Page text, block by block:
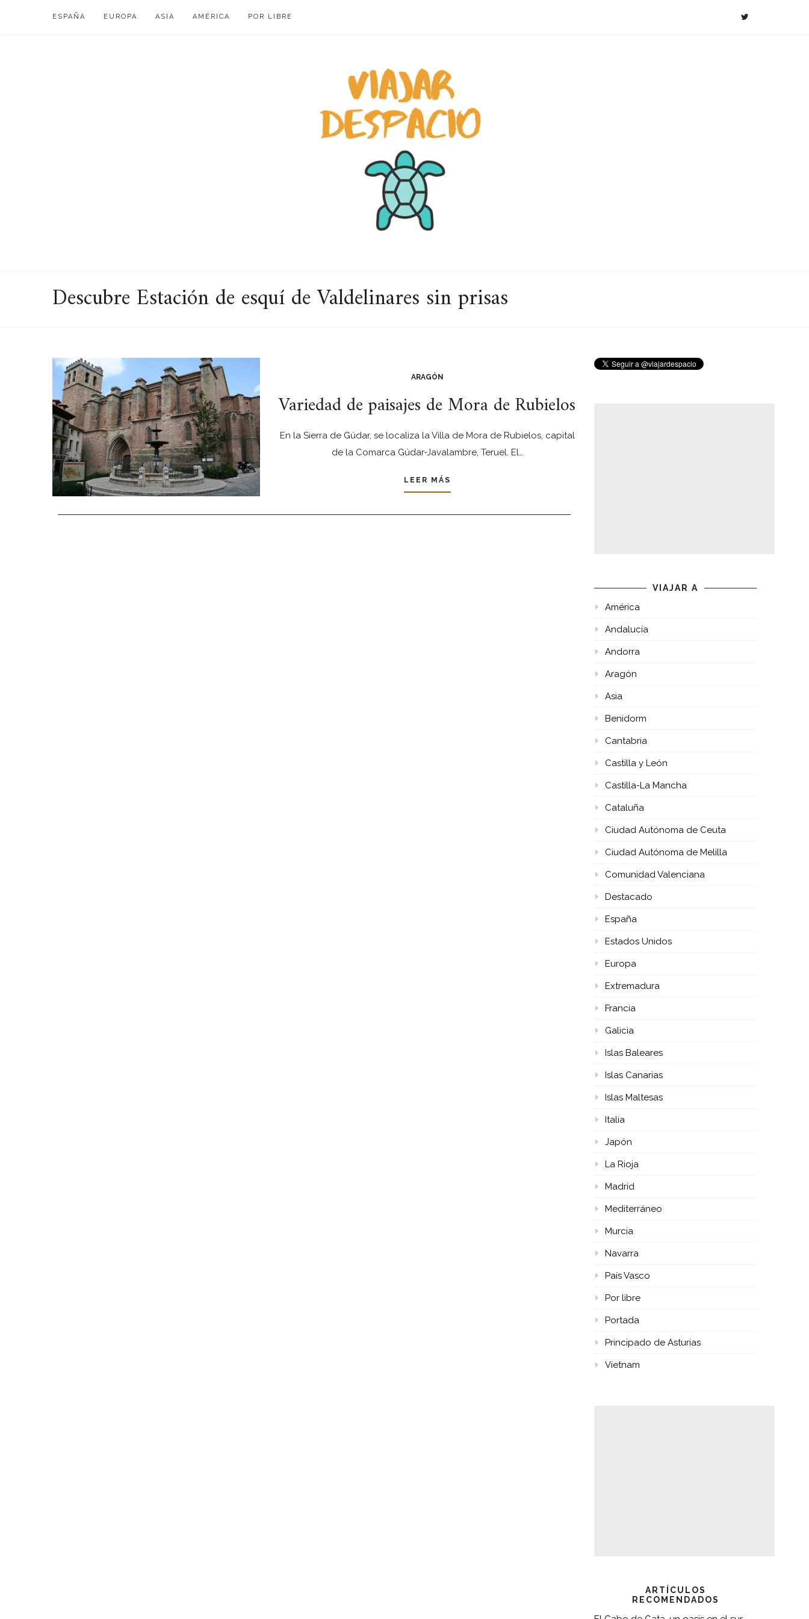
ESPAÑA EUROPA ASIA AMÉRICA POR LIBRE
Descubre Estación de esquí de Valdelinares sin prisas
ARAGÓN
Variedad de paisajes de Mora de Rubielos
En la Sierra de Gúdar, se localiza la Villa de Mora de Rubielos, capital
de la Comarca Gúdar-Javalambre, Teruel. El…
LEER MÁS
VIAJAR A
América
Andalucía
Andorra
Aragón
Asia
Benidorm
Cantabria
Castilla y León
Castilla-La Mancha
Cataluña
Ciudad Autónoma de Ceuta
Ciudad Autónoma de Melilla
Comunidad Valenciana
Destacado
España
Estados Unidos
Europa
Extremadura
Francia
Galicia
Islas Baleares
Islas Canarias
Islas Maltesas
Italia
Japón
La Rioja
Madrid
Mediterráneo
Murcia
Navarra
País Vasco
Por libre
Portada
Principado de Asturias
Vietnam
ARTÍCULOS
RECOMENDADOS